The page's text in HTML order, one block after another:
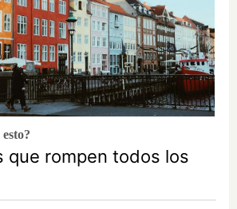
que rompen todos los